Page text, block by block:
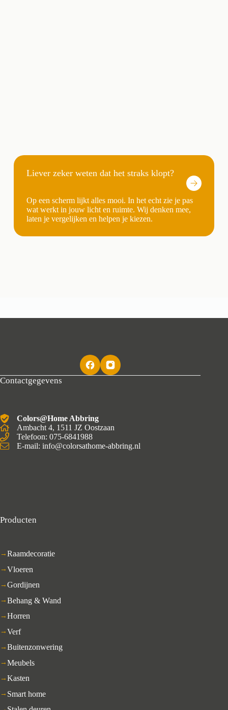
Liever zeker weten dat het straks klopt?
Op een scherm lijkt alles mooi. In het echt zie je pas
wat werkt in jouw licht en ruimte. Wij denken mee,
laten je vergelijken en helpen je kiezen.
Contactgegevens
Colors@Home Abbring
Ambacht 4, 1511 JZ Oostzaan
Telefoon: 075-6841988
E-mail: info@colorsathome-abbring.nl
Producten
Raamdecoratie
Vloeren
Gordijnen
Behang & Wand
Horren
Verf
Buitenzonwering
Meubels
Kasten
Smart home